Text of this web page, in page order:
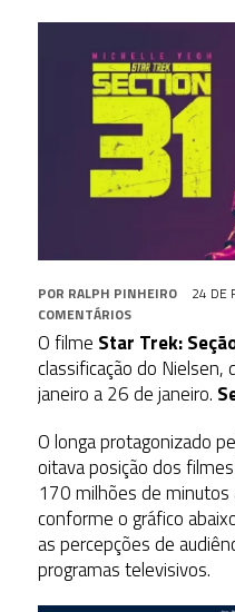
POR RALPH PINHEIRO 24 DE
COMENTÁRIOS
O filme Star Trek:
classificação do
janeiro a 26 de janeiro.
O longa protagonizado
oitava posição dos
170 milhões de minutos
conforme o gráfico
as percepções de
programas televisivos.